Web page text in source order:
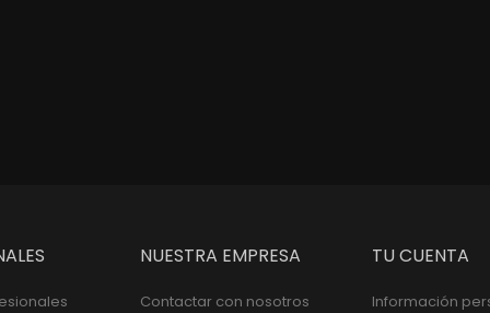
NUESTRA EMPRESA
Contactar con nosotros
TU CUENTA
Información